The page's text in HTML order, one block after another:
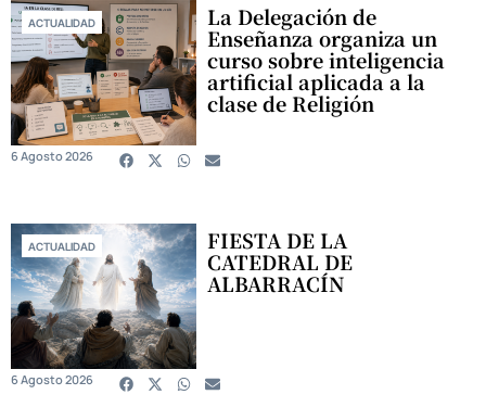
ACTUALIDAD La Delegación de
Enseñanza organiza un
curso sobre inteligencia
artificial aplicada a la
clase de Religión
6 Agosto 2026
ACTUALIDAD FIESTA DE LA
CATEDRAL DE
ALBARRACÍN
6 Agosto 2026